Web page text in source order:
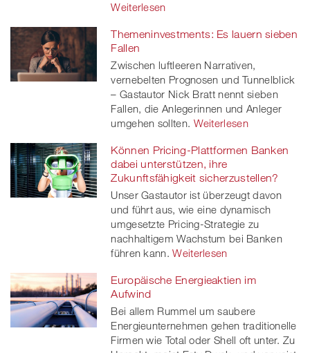
Weiterlesen
Themeninvestments: Es lauern sieben
Fallen
Zwischen luftleeren Narrativen,
vernebelten Prognosen und Tunnelblick
– Gastautor Nick Bratt nennt sieben
Fallen, die Anlegerinnen und Anleger
umgehen sollten. Weiterlesen
Können Pricing-Plattformen Banken
dabei unterstützen, ihre
Zukunftsfähigkeit sicherzustellen?
Unser Gastautor ist überzeugt davon
und führt aus, wie eine dynamisch
umgesetzte Pricing-Strategie zu
nachhaltigem Wachstum bei Banken
führen kann. Weiterlesen
Europäische Energieaktien im
Aufwind
Bei allem Rummel um saubere
Energieunternehmen gehen traditionelle
Firmen wie Total oder Shell oft unter. Zu